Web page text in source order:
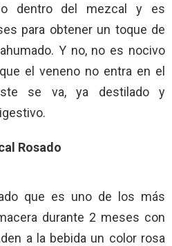
dentro del mezcal y es
para obtener un toque de
Y no, no es nocivo
el veneno no entra en el
se va, ya destilado y
Rosado
que es uno de los más
durante 2 meses con
a la bebida un color rosa